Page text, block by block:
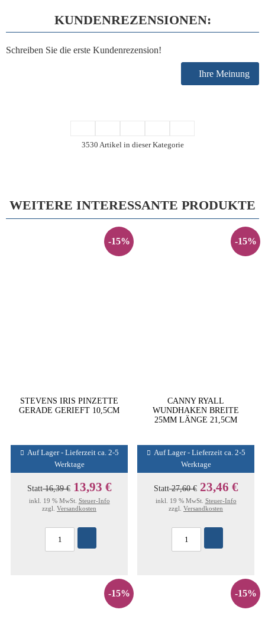
KUNDENREZENSIONEN:
Schreiben Sie die erste Kundenrezension!
Ihre Meinung
3530 Artikel in dieser Kategorie
WEITERE INTERESSANTE PRODUKTE
-15%
STEVENS IRIS PINZETTE
GERADE GERIEFT 10,5CM
Auf Lager - Lieferzeit ca. 2-5
Werktage
Statt16,39 € 13,93 €
inkl. 19 % MwSt. Steuer-Info
zzgl. Versandkosten
-15%
CANNY RYALL
WUNDHAKEN BREITE
25MM LÄNGE 21,5CM
Auf Lager - Lieferzeit ca. 2-5
Werktage
Statt27,60 € 23,46 €
inkl. 19 % MwSt. Steuer-Info
zzgl. Versandkosten
-15% -15%